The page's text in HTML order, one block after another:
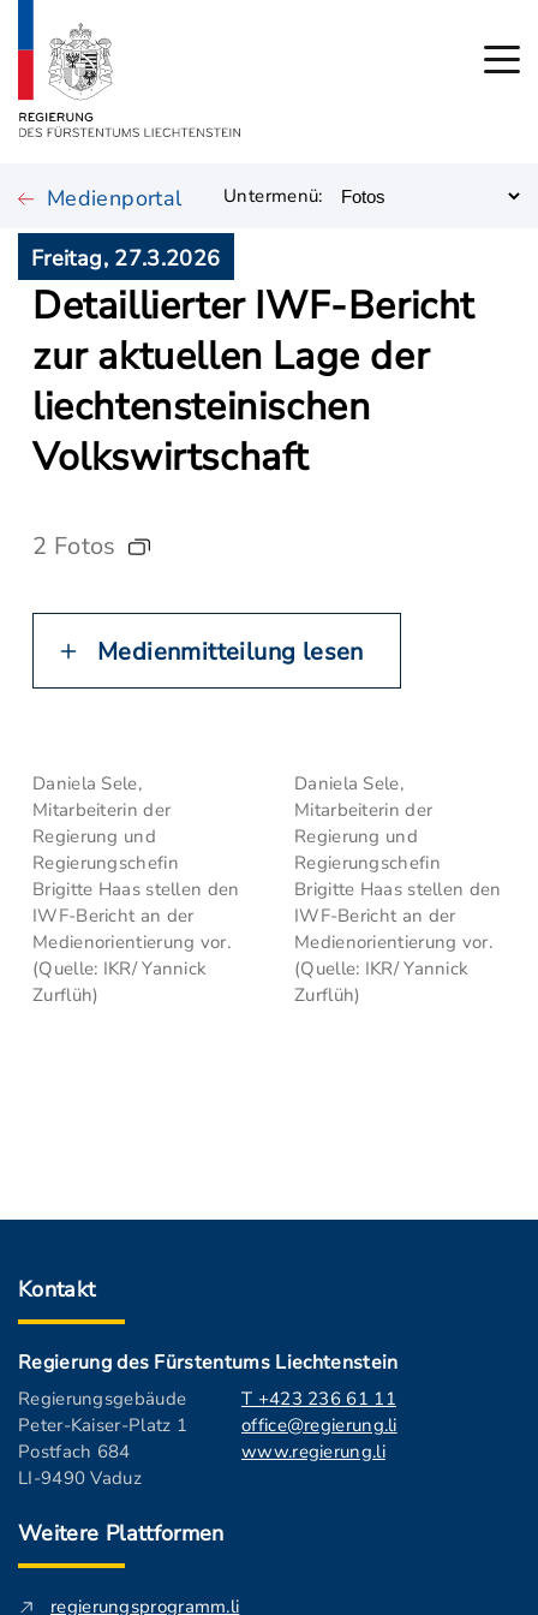
Medienportal Untermenü:
Freitag, 27.3.2026
Detaillierter IWF-Bericht
zur aktuellen Lage der
liechtensteinischen
Volkswirtschaft
2 Fotos
Medienmitteilung lesen
Daniela Sele,
Mitarbeiterin der
Regierung und
Regierungschefin
Brigitte Haas stellen den
IWF-Bericht an der
Medienorientierung vor.
(Quelle: IKR/ Yannick
Zurflüh)
Daniela Sele,
Mitarbeiterin der
Regierung und
Regierungschefin
Brigitte Haas stellen den
IWF-Bericht an der
Medienorientierung vor.
(Quelle: IKR/ Yannick
Zurflüh)
Kontakt
Regierung des Fürstentums Liechtenstein
Regierungsgebäude
Peter-Kaiser-Platz 1
Postfach 684
LI-9490 Vaduz
T +423 236 61 11
office@regierung.li
www.regierung.li
Weitere Plattformen
regierungsprogramm.li